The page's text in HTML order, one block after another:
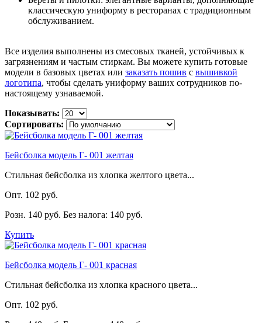
классическую униформу в ресторанах с традиционным
обслуживанием.
Все изделия выполнены из смесовых тканей, устойчивых к
загрязнениям и частым стиркам. Вы можете купить готовые
модели в базовых цветах или заказать пошив с вышивкой
логотипа, чтобы сделать униформу ваших сотрудников по-
настоящему узнаваемой.
Показывать:
Сортировать:
Бейсболка модель Г- 001 желтая
Стильная бейсболка из хлопка желтого цвета...
Опт. 102 руб.
Розн. 140 руб. Без налога: 140 руб.
Купить
Бейсболка модель Г- 001 красная
Стильная бейсболка из хлопка красного цвета...
Опт. 102 руб.